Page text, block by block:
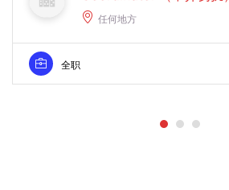
任何地方
全职